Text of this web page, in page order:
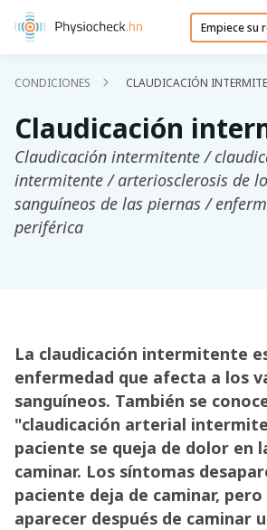
Empiece su
CONDICIONES CLAUDICACIÓN
Claudicación
Claudicación intermitente /
intermitente / arteriosclerosis de
sanguíneos de las piernas /
periférica
La claudicación intermitente
enfermedad que afecta a los
sanguíneos. También se
"claudicación arterial
paciente se queja de dolor en
caminar. Los síntomas
paciente deja de caminar, pero
aparecer después de caminar